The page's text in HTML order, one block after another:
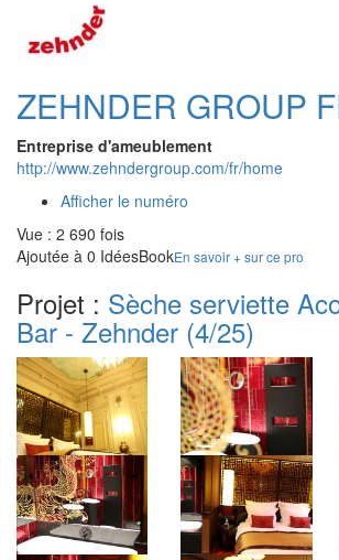
ZEHNDER GROUP
Entreprise d'ameublement
http://www.zehndergroup.com/fr/home
Afficher le numéro
Vue : 2 690 fois
Ajoutée à 0 IdéesBookEn savoir + sur ce pro
Projet : Sèche serviette
Bar - Zehnder (4/25)